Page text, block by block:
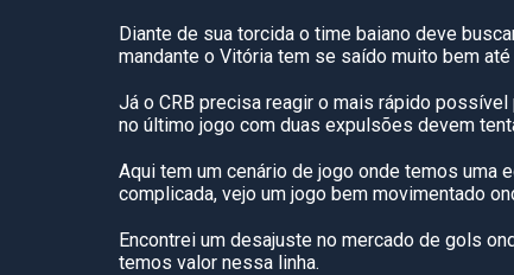
Diante de sua torcida o time baiano deve
mandante o Vitória tem se saído muito bem até
Já o CRB precisa reagir o mais rápido
no último jogo com duas expulsões devem
Aqui tem um cenário de jogo onde temos uma
complicada, vejo um jogo bem movimentado
Encontrei um desajuste no mercado de gols
temos valor nessa linha.